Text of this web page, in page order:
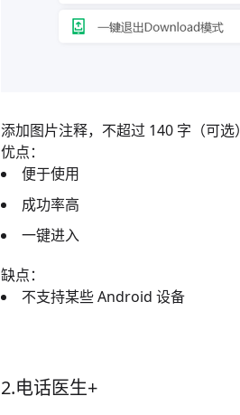
添加图片注释，不超过 140 字（可选）
优点：
便于使用
成功率高
一键进入
缺点：
不支持某些 Android 设备
2.电话医生+